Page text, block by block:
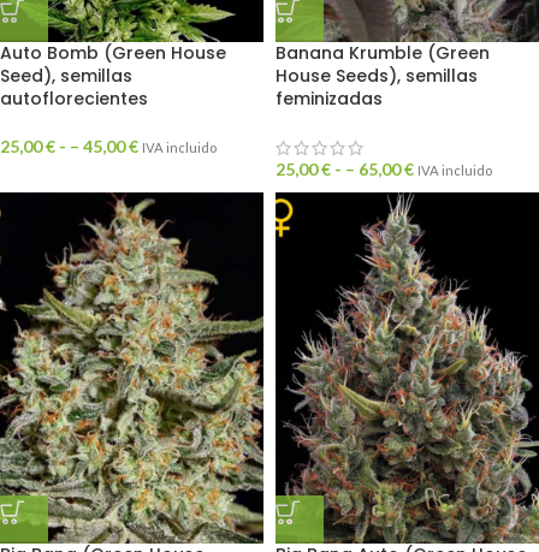
Auto Bomb (Green House
Seed), semillas
autoflorecientes
25,00€ - – 45,00€ IVA incluido
Banana Krumble (Green
House Seeds), semillas
feminizadas
25,00€ - – 65,00€ IVA incluido